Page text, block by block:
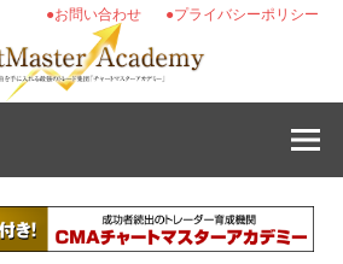
●プライバシーポリシー
●お問い合わせ